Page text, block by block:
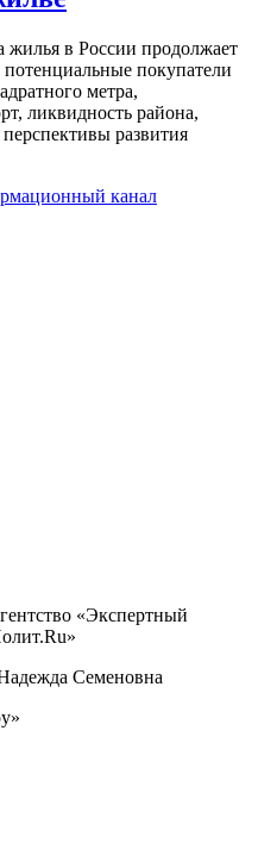
в России продолжает
покупатели
метра,
ликвидность района,
развития
канал
«Экспертный
Семеновна